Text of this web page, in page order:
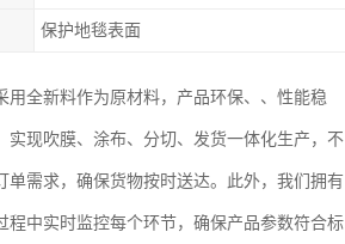
保护地毯表面
全新料作为原材料，产品环保、、性能稳
现吹膜、涂布、分切、发货一体化生产，不
需求，确保货物按时送达。此外，我们拥有
中实时监控每个环节，确保产品参数符合标